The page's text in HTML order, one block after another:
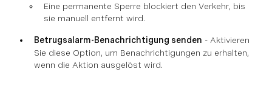
Eine permanente Sperre blockiert den Verkehr, bis
sie manuell entfernt wird.
Betrugsalarm-Benachrichtigung senden - Aktivieren
Sie diese Option, um Benachrichtigungen zu erhalten,
wenn die Aktion ausgelöst wird.